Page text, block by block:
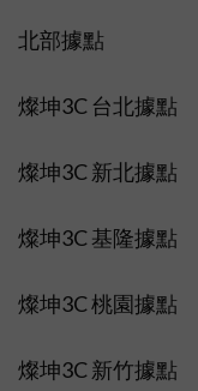
北部據點
燦坤3C 台北據點
燦坤3C 新北據點
燦坤3C 基隆據點
燦坤3C 桃園據點
燦坤3C 新竹據點